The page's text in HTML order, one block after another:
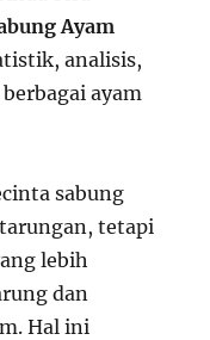
Ayam
analisis,
ayam
sabung
tetapi
lebih
dan
Hal ini